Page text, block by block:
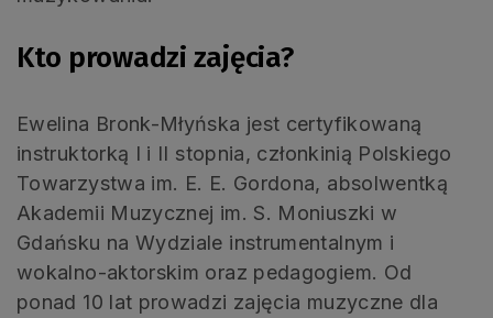
Kto prowadzi zajęcia?
Ewelina Bronk-Młyńska jest certyfikowaną
instruktorką I i II stopnia, członkinią Polskiego
Towarzystwa im. E. E. Gordona, absolwentką
Akademii Muzycznej im. S. Moniuszki w
Gdańsku na Wydziale instrumentalnym i
wokalno-aktorskim oraz pedagogiem. Od
ponad 10 lat prowadzi zajęcia muzyczne dla